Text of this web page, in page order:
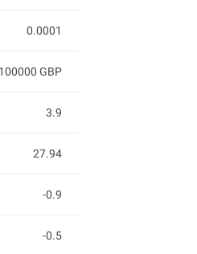
0.0001
100000 GBP
3.9
27.94
-0.9
-0.5